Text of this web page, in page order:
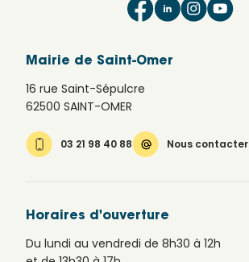
Mairie de Saint-Omer
16 rue Saint-Sépulcre
62500 SAINT-OMER
03 21 98 40 88 Nous contacter
Horaires d'ouverture
Du lundi au vendredi de 8h30 à 12h